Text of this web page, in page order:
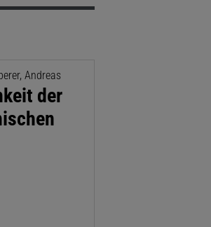
Andreas
der